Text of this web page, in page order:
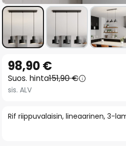
to
the
beginning
the
Rif riippuvalaisin, lineaarinen, 3-
98,90 €
Suos. hinta151,90 €
sis. ALV